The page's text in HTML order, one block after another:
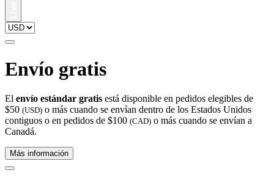
Envío gratis
El envío estándar gratis está disponible en pedidos elegibles de
$50 (USD) o más cuando se envían dentro de los Estados Unidos
contiguos o en pedidos de $100 (CAD) o más cuando se envían a
Canadá.
Más información